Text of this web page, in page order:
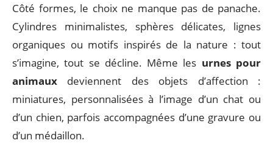
Côté formes, le choix ne manque pas de panache.
Cylindres minimalistes, sphères délicates, lignes
organiques ou motifs inspirés de la nature : tout
s’imagine, tout se décline. Même les urnes pour
animaux deviennent des objets d’affection :
miniatures, personnalisées à l’image d’un chat ou
d’un chien, parfois accompagnées d’une gravure ou
d’un médaillon.